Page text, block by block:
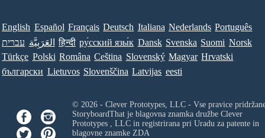
English Español Français Deutsch Italiana Nederlands Português
עברית العَرَبِيَّة हिन्दी ру́сский язы́к Dansk Svenska Suomi Norsk
Türkçe Polski Româna Ceština Slovenský Magyar Hrvatski
български Lietuvos Slovenščina Latvijas eesti
© 2026 - Clever Prototypes, LLC - Vse pravice
StoryboardThat je blagovna znamka družbe Clever
Prototypes , LLCin registrirana pri Uradu za patente in
blagovne znamke ZDA